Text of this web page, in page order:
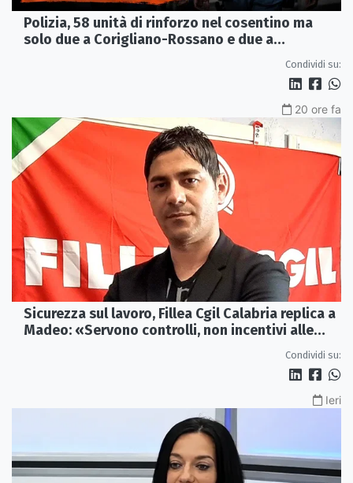
Polizia, 58 unità di rinforzo nel cosentino ma
solo due a Corigliano-Rossano e due a
Condividi su:
20 ore fa
Sicurezza sul lavoro, Fillea Cgil Calabria replica a
Madeo: «Servono controlli, non incentivi alle
Condividi su:
Ieri